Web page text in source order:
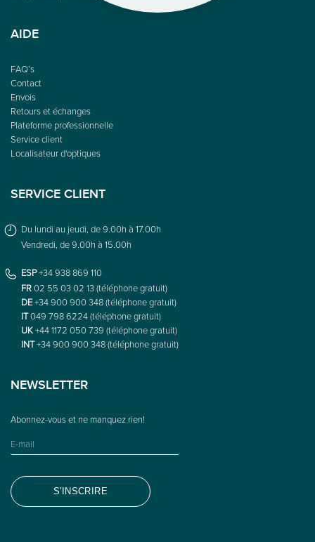
AIDE
FAQ’s
Contact
Envois
Retours et échanges
Plateforme professionnelle
Service client
Localisateur d'optiques
SERVICE CLIENT
Du lundi au jeudi, de 9.00h à 17.00h
Vendredi, de 9.00h à 15.00h
ESP+34 938 869 110
FR02 55 03 02 13 (téléphone gratuit)
DE+34 900 900 348 (téléphone gratuit)
IT049 798 6224 (téléphone gratuit)
UK+44 1172 050 739 (téléphone gratuit)
INT+34 900 900 348 (téléphone gratuit)
NEWSLETTER